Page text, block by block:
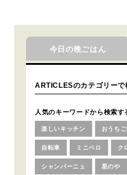
今日の晩ごはん
人気のキーワードから検索す
楽しいキッチン おうち
自転車 ミニベロ ク
シャンパーニュ 星のや